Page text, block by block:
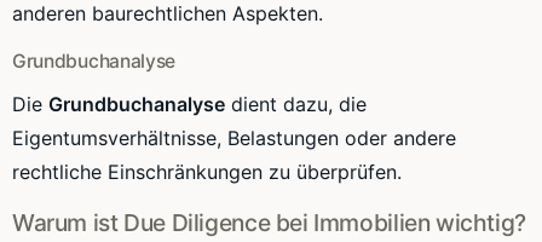
anderen baurechtlichen Aspekten.
Grundbuchanalyse
Die Grundbuchanalyse dient dazu, die
Eigentumsverhältnisse, Belastungen oder andere
rechtliche Einschränkungen zu überprüfen.
Warum ist Due Diligence bei Immobilien wichtig?